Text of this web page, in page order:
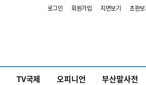
로그인 회원가입 지면보기 초판
TV국제 오피니언 부산말사전